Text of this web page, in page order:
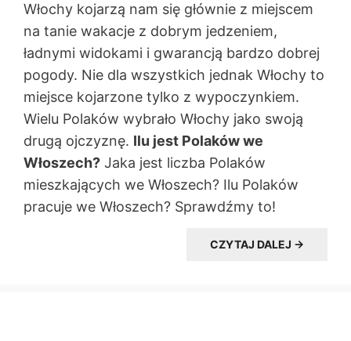
Włochy kojarzą nam się głównie z miejscem
na tanie wakacje z dobrym jedzeniem,
ładnymi widokami i gwarancją bardzo dobrej
pogody. Nie dla wszystkich jednak Włochy to
miejsce kojarzone tylko z wypoczynkiem.
Wielu Polaków wybrało Włochy jako swoją
drugą ojczyznę. Ilu jest Polaków we
Włoszech? Jaka jest liczba Polaków
mieszkających we Włoszech? Ilu Polaków
pracuje we Włoszech? Sprawdźmy to!
CZYTAJ DALEJ →